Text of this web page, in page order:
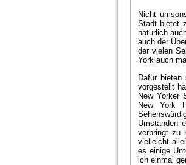
Nicht
Stadt bietet
natürlich
auch der
der vielen
York auch
Dafür
vorgestellt
New Yorker
New York
Umständen
verbringt zu
vielleicht
es einige
ich einmal